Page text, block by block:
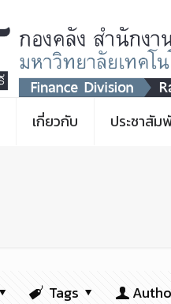
เกี่ยวกับ ประชาสัม
Tags